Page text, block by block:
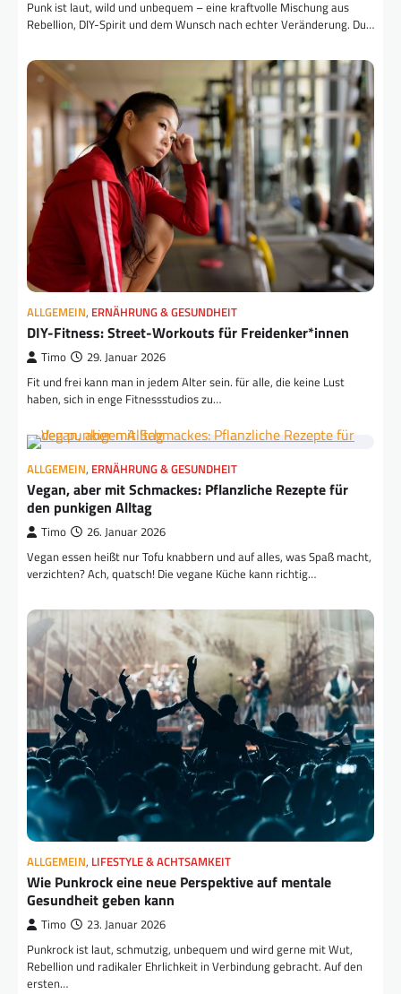
Punk ist laut, wild und unbequem – eine kraftvolle Mischung aus
Rebellion, DIY-Spirit und dem Wunsch nach echter Veränderung. Du…
ALLGEMEIN, ERNÄHRUNG & GESUNDHEIT
DIY-Fitness: Street-Workouts für Freidenker*innen
Timo 29. Januar 2026
Fit und frei kann man in jedem Alter sein. für alle, die keine Lust
haben, sich in enge Fitnessstudios zu…
ALLGEMEIN, ERNÄHRUNG & GESUNDHEIT
Vegan, aber mit Schmackes: Pflanzliche Rezepte für
den punkigen Alltag
Timo 26. Januar 2026
Vegan essen heißt nur Tofu knabbern und auf alles, was Spaß macht,
verzichten? Ach, quatsch! Die vegane Küche kann richtig…
ALLGEMEIN, LIFESTYLE & ACHTSAMKEIT
Wie Punkrock eine neue Perspektive auf mentale
Gesundheit geben kann
Timo 23. Januar 2026
Punkrock ist laut, schmutzig, unbequem und wird gerne mit Wut,
Rebellion und radikaler Ehrlichkeit in Verbindung gebracht. Auf den
ersten…